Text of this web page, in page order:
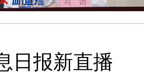
日报新直播